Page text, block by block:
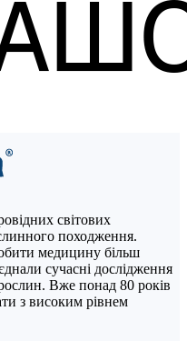
світових
походження.
медицину більш
сучасні дослідження
Вже понад 80 років
з високим рівнем